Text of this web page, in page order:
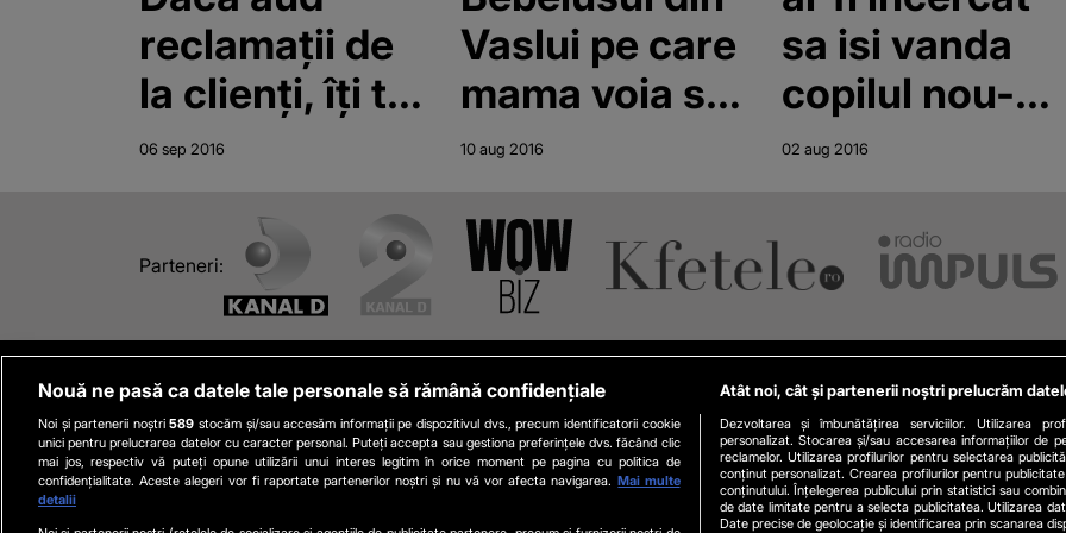
reclamaţii de
la clienţi, îţi tai
nasul, scroafo!
să faci, dă-te
dracului de
boarfă!".
Proxeneta de
14 ani "inchiria
cu ora" copile
06 sep 2016
Vaslui pe care
mama voia sa
il vanda cu
ramane in
sanul familiei
10 aug 2016
sa isi vanda
copilul nou-
nascut cu
02 aug 2016
Parteneri:
Despre stirilekanald.ro
Termeni si conditii
Politica de cookies
Gestionați preferințele
Cod deontologic
Avertisment
Contact
Categorii
Stiri actuale
Stiri Politice
Educatie
Tech
Stiri auto
Stiri economice
Nouă ne pasă ca datele tale personale să rămână confidențiale
Noi și partenerii noștri589 stocăm și/sau accesăm informații pe dispozitivul dvs., precum identificatorii cookie
unici pentru prelucrarea datelor cu caracter personal. Puteți accepta sau gestiona preferințele dvs. făcând clic
mai jos, respectiv vă puteți opune utilizării unui interes legitim în orice moment pe pagina cu politica de
confidențialitate. Aceste alegeri vor fi raportate partenerilor noștri și nu vă vor afecta navigarea. Mai multe
detalii
Atât noi, cât și partenerii noștri prelucrăm
Dezvoltarea și îmbunătățirea serviciilor. Utilizarea
personalizat. Stocarea și/sau accesarea informațiilor de
reclamelor. Utilizarea profilurilor pentru selectarea
conținut personalizat. Crearea profilurilor pentru
conținutului. Înțelegerea publicului prin statistici sau
de date limitate pentru a selecta publicitatea. Utilizarea
Date precise de geolocație și identificarea prin scanarea